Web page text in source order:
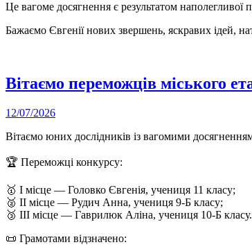
Це вагоме досягнення є результатом наполегливої
Бажаємо Євгенії нових звершень, яскравих ідей,
Вітаємо переможців міського
12/07/2026
Вітаємо юних дослідників із вагомими
🏆 Переможці конкурсу:
🥇 І місце — Головко Євгенія, учениця 11 класу;
🥈 ІІ місце — Рудич Анна, учениця 9-Б класу;
🥉 ІІІ місце — Гаврилюк Аліна, учениця 10-Б класу.
📜 Грамотами відзначено: